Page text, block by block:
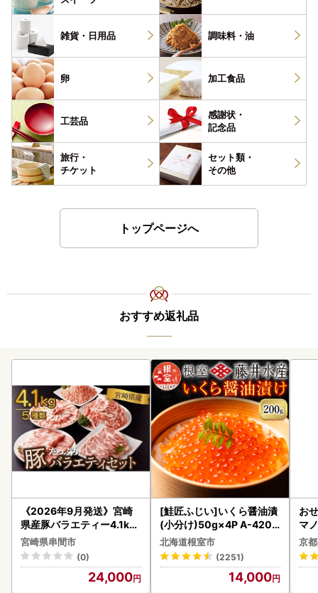
雑貨・ 日用品 調味料・ 油
卵 加工食品
工芸品
感謝状・
記念品
旅行・
チケット
セット類・
その他
トップページへ
おすすめ返礼品
《2026年9月発送》宮崎
県産豚バラエティー4.1kg
セット_K033-057-2609
宮崎県串間市
(0)
24,000
[鮭匠ふじい]いくら醤油漬
(小分け)50g×4P A-4209
5
北海道根室市
(2251)
14,000
お
マ
京